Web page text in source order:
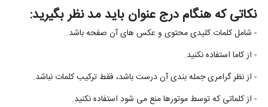
نکاتی که هنگام درج عنوان باید مد نظر بگیرید:
- شامل کلمات کلیدی محتوی و عکس های آن صفحه باشد.
- از کاما استفاده نکنید.
- از نظر گرامری جمله بندی آن درست باشد، فقط ترکیب کلمات نباشد.
- از کلماتی که توسط موتورها منع می شود استفاده نکنید.